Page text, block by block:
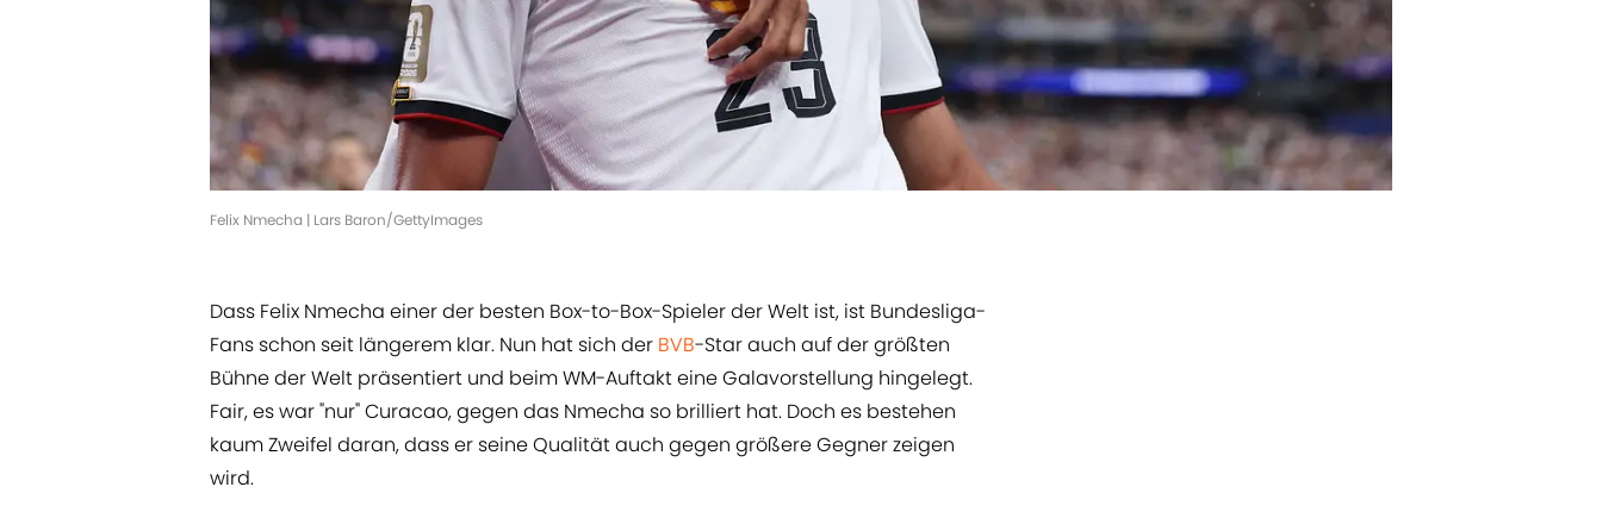
Felix Nmecha | Lars Baron/GettyImages
Dass Felix Nmecha einer der besten Box-to-Box-Spieler der Welt ist, ist Bundesliga-
Fans schon seit längerem klar. Nun hat sich der BVB-Star auch auf der größten
Bühne der Welt präsentiert und beim WM-Auftakt eine Galavorstellung hingelegt.
Fair, es war "nur" Curacao, gegen das Nmecha so brilliert hat. Doch es bestehen
kaum Zweifel daran, dass er seine Qualität auch gegen größere Gegner zeigen
wird.